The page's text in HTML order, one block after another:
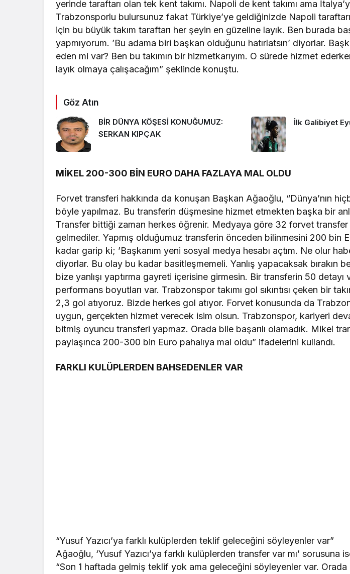
yerinde taraftarı olan tek kent takımı. Napoli de kent takımı ama
Trabzonsporlu bulursunuz fakat Türkiye’ye geldiğinizde Napoli taraftarı
için bu büyük takım taraftarı her şeyin en güzeline layık. Ben burada
yapmıyorum. ’Bu adama biri başkan olduğunu hatırlatsın’ diyorlar.
eden mi var? Ben bu takımın bir hizmetkarıyım. O sürede hizmet
layık olmaya çalışacağım” şeklinde konuştu.
Göz Atın
BİR DÜNYA KÖŞESİ KONUĞUMUZ:
SERKAN KIPÇAK
İlk Galibiyet
MİKEL 200-300 BİN EURO DAHA FAZLAYA MAL OLDU
Forvet transferi hakkında da konuşan Başkan Ağaoğlu, “Dünya’nın
böyle yapılmaz. Bu transferin düşmesine hizmet etmekten başka bir
Transfer bittiği zaman herkes öğrenir. Medyaya göre 32 forvet
gelmediler. Yapmış olduğumuz transferin önceden bilinmesini 200 bin
kadar garip ki; ’Başkanım yeni sosyal medya hesabı açtım. Ne olur
diyorlar. Bu olay bu kadar basitleşmemeli. Yanlış yapacaksak bırakın
bize yanlışı yaptırma gayreti içerisine girmesin. Bir transferin 50 detayı
performans boyutları var. Trabzonspor takımı gol sıkıntısı çeken bir
2,3 gol atıyoruz. Bizde herkes gol atıyor. Forvet konusunda da
uygun, gerçekten hizmet verecek isim olsun. Trabzonspor, kariyeri
bitmiş oyuncu transferi yapmaz. Orada bile başarılı olamadık. Mikel
paylaşınca 200-300 bin Euro pahalıya mal oldu” ifadelerini kullandı.
FARKLI KULÜPLERDEN BAHSEDENLER VAR
“Yusuf Yazıcı’ya farklı kulüplerden teklif geleceğini söyleyenler var”
Ağaoğlu, ‘Yusuf Yazıcı’ya farklı kulüplerden transfer var mı’ sorusuna
“Son 1 haftada gelmiş teklif yok ama geleceğini söyleyenler var.